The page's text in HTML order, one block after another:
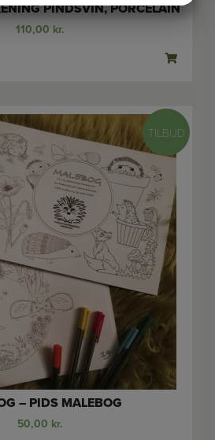
PINDSVIN, PORCELAIN
110,00 kr.
TILBUD
– PIDS MALEBOG
50,00 kr.